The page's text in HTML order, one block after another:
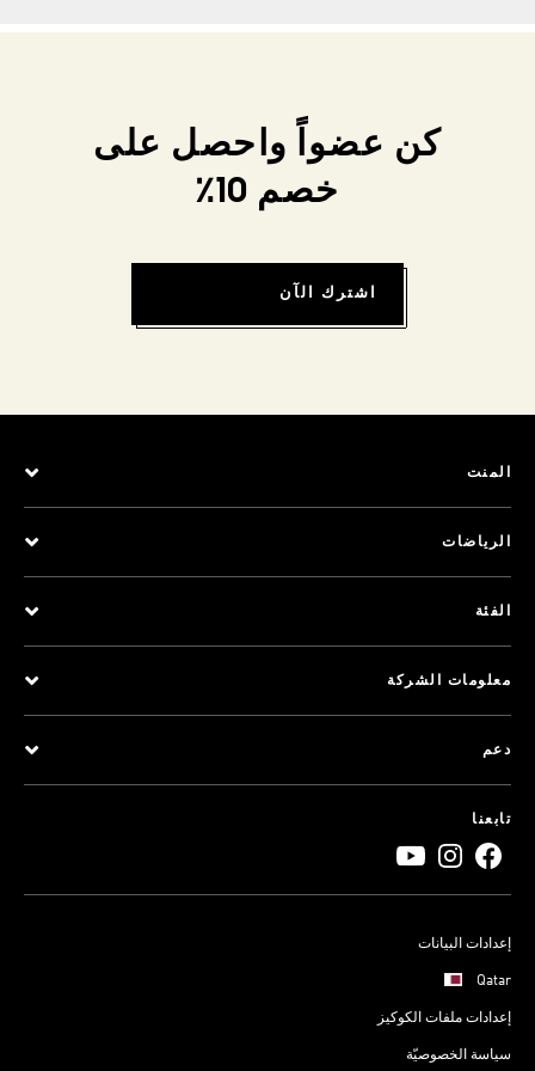
كن عضواً واحصل على
خصم 10٪
اشترك الآن
المنت
الرياضات
الفئة
معلومات الشركة
دعم
تابعنا
إعدادات البيانات
Qatar
إعدادات ملفات الكوكيز
سياسة الخصوصيّة